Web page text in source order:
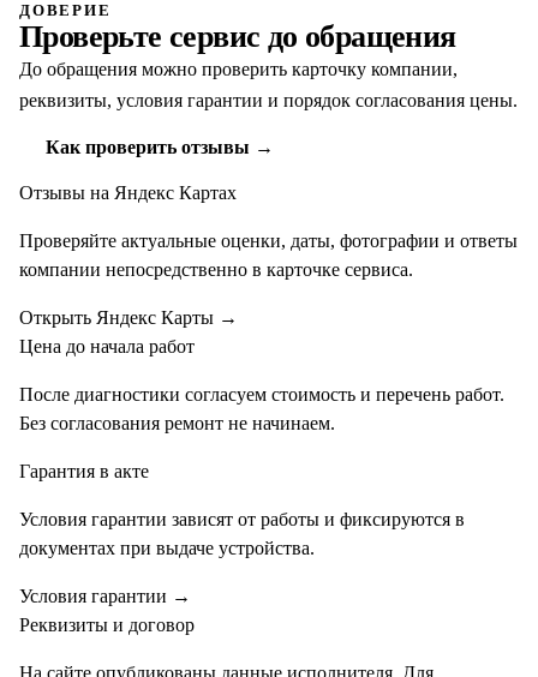
ДОВЕРИЕ
Проверьте сервис до обращения
До обращения можно проверить карточку компании,
реквизиты, условия гарантии и порядок согласования цены.
Как проверить отзывы →
Отзывы на Яндекс Картах
Проверяйте актуальные оценки, даты, фотографии и ответы
компании непосредственно в карточке сервиса.
Открыть Яндекс Карты →
Цена до начала работ
После диагностики согласуем стоимость и перечень работ.
Без согласования ремонт не начинаем.
Гарантия в акте
Условия гарантии зависят от работы и фиксируются в
документах при выдаче устройства.
Условия гарантии →
Реквизиты и договор
На сайте опубликованы данные исполнителя. Для